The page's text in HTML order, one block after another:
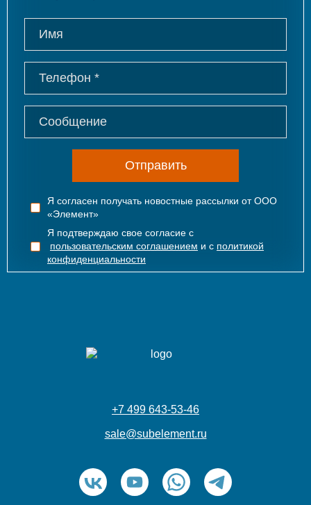
Отправить
Я согласен получать новостные рассылки от ООО
«Элемент»
Я подтверждаю свое согласие с
пользовательским соглашением и с политикой
конфиденциальности
+7 499 643-53-46
sale@subelement.ru